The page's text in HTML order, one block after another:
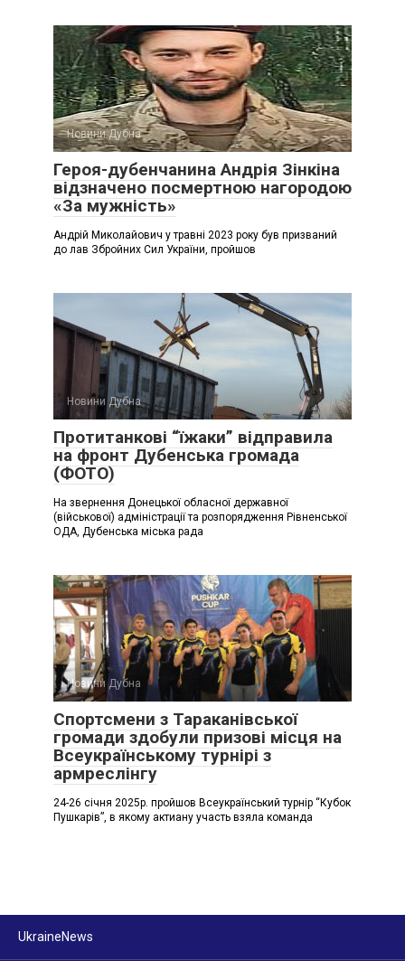
Новини Дубна
Героя-дубенчанина Андрія Зінкіна
відзначено посмертною нагородою
«За мужність»
Андрій Миколайович у травні 2023 року був призваний
до лав Збройних Сил України, пройшов
Новини Дубна
Протитанкові “їжаки” відправила
на фронт Дубенська громада
(ФОТО)
На звернення Донецької обласної державної
(військової) адміністрації та розпорядження Рівненської
ОДА, Дубенська міська рада
Новини Дубна
Спортсмени з Тараканівської
громади здобули призові місця на
Всеукраїнському турнірі з
армреслінгу
24-26 січня 2025р. пройшов Всеукраїнський турнір “Кубок
Пушкарів”, в якому актиану участь взяла команда
UkraineNews